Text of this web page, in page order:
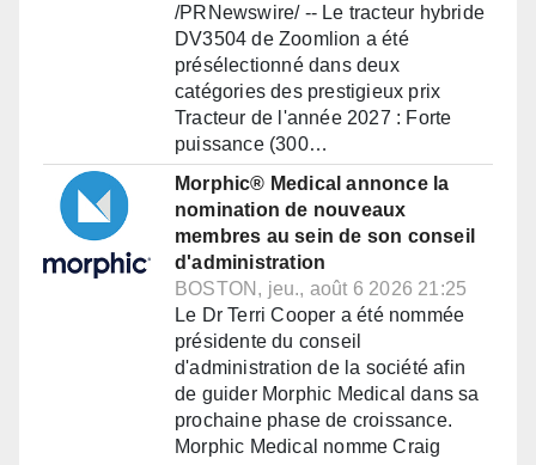
/PRNewswire/ -- Le tracteur hybride
DV3504 de Zoomlion a été
présélectionné dans deux
catégories des prestigieux prix
Tracteur de l'année 2027 : Forte
puissance (300…
Morphic® Medical annonce la
nomination de nouveaux
membres au sein de son conseil
d'administration
BOSTON, jeu., août 6 2026 21:25
Le Dr Terri Cooper a été nommée
présidente du conseil
d'administration de la société afin
de guider Morphic Medical dans sa
prochaine phase de croissance.
Morphic Medical nomme Craig